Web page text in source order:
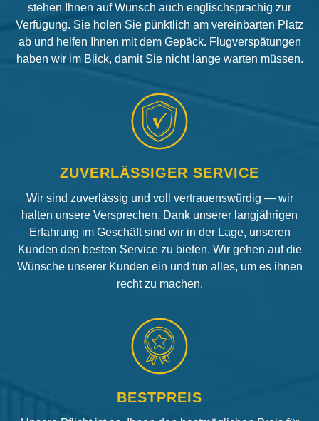
stehen Ihnen auf Wunsch auch englischsprachig zur
Verfügung. Sie holen Sie pünktlich am vereinbarten Platz
ab und helfen Ihnen mit dem Gepäck. Flugverspätungen
haben wir im Blick, damit Sie nicht lange warten müssen.
ZUVERLÄSSIGER SERVICE
Wir sind zuverlässig und voll vertrauenswürdig — wir
halten unsere Versprechen. Dank unserer langjährigen
Erfahrung im Geschäft sind wir in der Lage, unseren
Kunden den besten Service zu bieten. Wir gehen auf die
Wünsche unserer Kunden ein und tun alles, um es ihnen
recht zu machen.
BESTPREIS